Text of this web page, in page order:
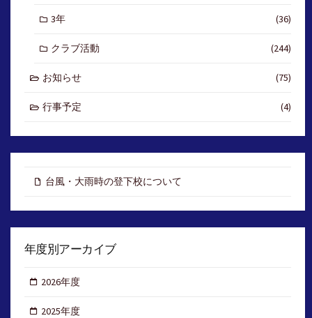
3年 (36)
クラブ活動 (244)
お知らせ (75)
行事予定 (4)
台風・大雨時の登下校について
年度別アーカイブ
2026年度
2025年度